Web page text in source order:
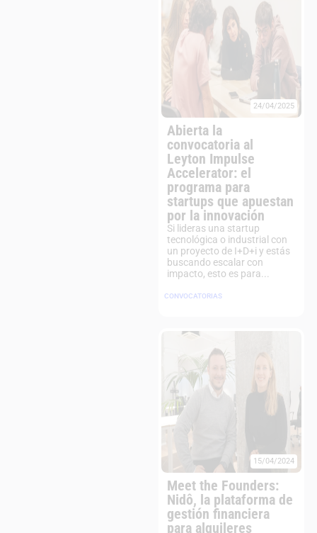
24/04/2025
Abierta la
convocatoria al
Leyton Impulse
Accelerator: el
programa para
startups que apuestan
por la innovación
Si lideras una startup
tecnológica o industrial con
un proyecto de I+D+i y estás
buscando escalar con
impacto, esto es para...
CONVOCATORIAS
15/04/2024
Meet the Founders:
Nidô, la plataforma de
gestión financiera
para alquileres